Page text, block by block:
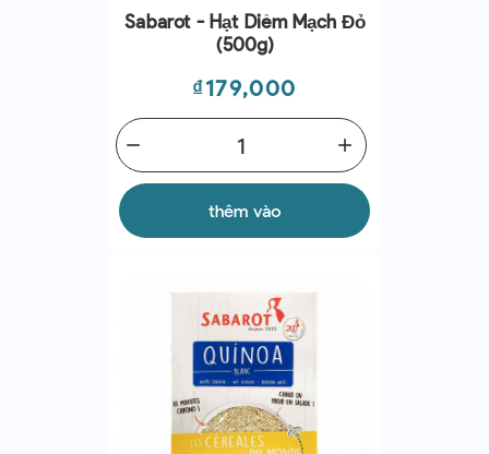
Sabarot - Hạt Diêm Mạch Đỏ
(500g)
Giá
₫179,000
add
remove
thêm vào